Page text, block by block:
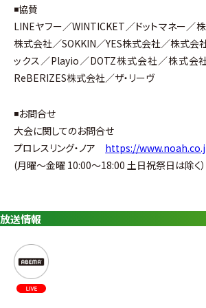
◾️協賛
LINEヤフー／WINTICKET／ドットマネー／
株式会社／SOKKIN／YES株式会社／株式会
ックス／Playio／DOTZ株式会社／株式会
ReBERIZES株式会社／ザ・リーヴ
◾️お問合せ
大会に関してのお問合せ
プロレスリング・ノア https://
(月曜〜金曜 10:00〜18:00 土日祝祭日は除く）
放送情報